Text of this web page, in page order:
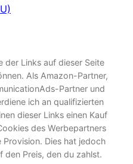
der Links auf dieser Seite
Als Amazon-Partner,
Partner und
ich an qualifizierten
dieser Links einen Kauf
des Werbepartners
Dies hat jedoch
den Preis, den du zahlst.